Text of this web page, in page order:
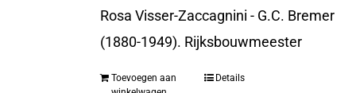
Rosa Visser-Zaccagnini - G.C. Bremer
(1880-1949). Rijksbouwmeester
Toevoegen aan
Details